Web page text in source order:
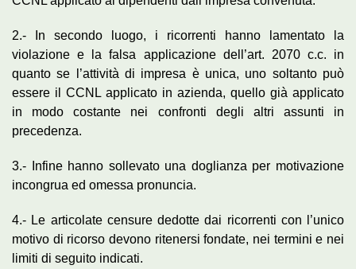
2.- In secondo luogo, i ricorrenti hanno lamentato la
violazione e la falsa applicazione dell’art. 2070 c.c. in
quanto se l’attività di impresa è unica, uno soltanto può
essere il CCNL applicato in azienda, quello già applicato
in modo costante nei confronti degli altri assunti in
precedenza.
3.- Infine hanno sollevato una doglianza per motivazione
incongrua ed omessa pronuncia.
4.- Le articolate censure dedotte dai ricorrenti con l’unico
motivo di ricorso devono ritenersi fondate, nei termini e nei
limiti di seguito indicati.